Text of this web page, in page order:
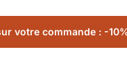
votre commande : -